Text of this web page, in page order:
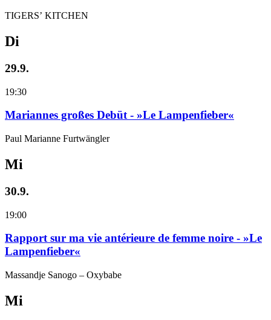
TIGERS’ KITCHEN
Di
29.9.
19:30
Mariannes großes Debüt - »Le Lampenfieber«
Paul Marianne Furtwängler
Mi
30.9.
19:00
Rapport sur ma vie antérieure de femme noire - »Le
Lampenfieber«
Massandje Sanogo – Oxybabe
Mi